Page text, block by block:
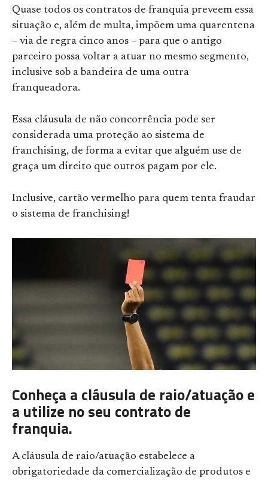
Quase todos os contratos de franquia preveem essa
situação e, além de multa, impõem uma quarentena
– via de regra cinco anos – para que o antigo
parceiro possa voltar a atuar no mesmo segmento,
inclusive sob a bandeira de uma outra
franqueadora.
Essa cláusula de não concorrência pode ser
considerada uma proteção ao sistema de
franchising, de forma a evitar que alguém use de
graça um direito que outros pagam por ele.
Inclusive, cartão vermelho para quem tenta fraudar
o sistema de franchising!
Conheça a cláusula de raio/atuação e
a utilize no seu contrato de
franquia.
A cláusula de raio/atuação estabelece a
obrigatoriedade da comercialização de produtos e